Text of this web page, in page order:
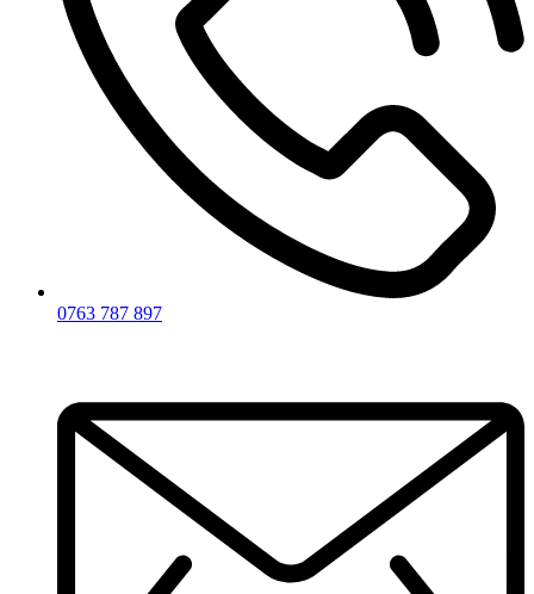
0763 787 897